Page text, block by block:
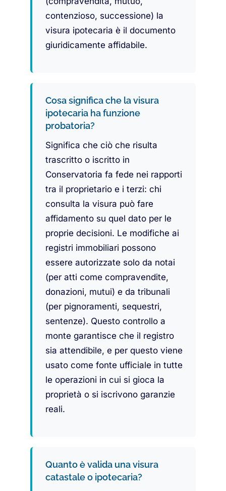
contenzioso, successione) la
visura ipotecaria è il documento
giuridicamente affidabile.
Cosa significa che la visura
ipotecaria ha funzione
probatoria?
Significa che ciò che risulta
trascritto o iscritto in
Conservatoria fa fede nei rapporti
tra il proprietario e i terzi: chi
consulta la visura può fare
affidamento su quel dato per le
proprie decisioni. Le modifiche ai
registri immobiliari possono
essere autorizzate solo da notai
(per atti come compravendite,
donazioni, mutui) e da tribunali
(per pignoramenti, sequestri,
sentenze). Questo controllo a
monte garantisce che il registro
sia attendibile, e per questo viene
usato come fonte ufficiale in tutte
le operazioni in cui si gioca la
proprietà o si iscrivono garanzie
reali.
Quanto è valida una visura
catastale o ipotecaria?